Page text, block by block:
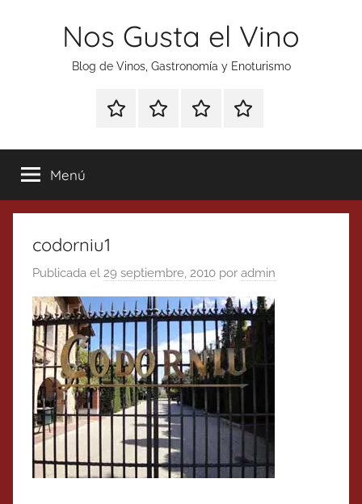
Nos Gusta el Vino
Blog de Vinos, Gastronomía y Enoturismo
Especial
Tonics
Enoturismo
Gastronomía
RankingContacto
Menú
codorniu1
Publicada el 29 septiembre, 2010 por admin